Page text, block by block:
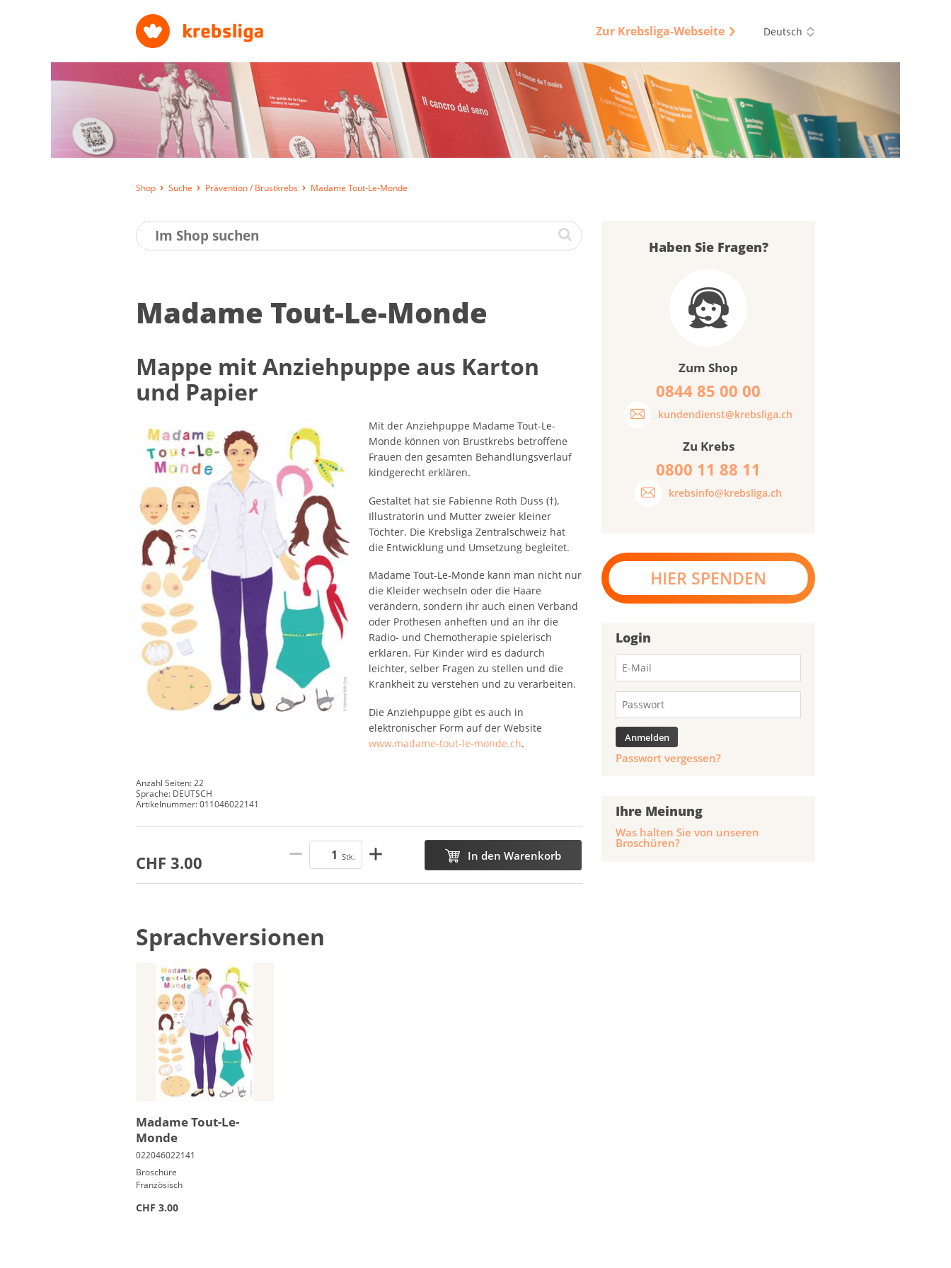
Zur Krebsliga-Webseite Deutsch
Shop Suche Prävention / Brustkrebs Madame Tout-Le-Monde
Ma­da­me Tout-Le-Mon­de
Map­pe mit An­zieh­pup­pe aus Kar­ton
und Pa­pier
Mit der Anziehpuppe Madame Tout-Le-
Monde können von Brustkrebs betroffene
Frauen den gesamten Behandlungsverlauf
kindgerecht erklären.
Gestaltet hat sie Fabienne Roth Duss (†),
Illustratorin und Mutter zweier kleiner
Töchter. Die Krebsliga Zentralschweiz hat
die Entwicklung und Umsetzung begleitet.
Madame Tout-Le-Monde kann man nicht nur
die Kleider wechseln oder die Haare
verändern, sondern ihr auch einen Verband
oder Prothesen anheften und an ihr die
Radio- und Chemotherapie spielerisch
erklären. Für Kinder wird es dadurch
leichter, selber Fragen zu stellen und die
Krankheit zu verstehen und zu verarbeiten.
Die Anziehpuppe gibt es auch in
elektronischer Form auf der Website
www.madame-tout-le-monde.ch.
Anzahl Seiten: 22
Sprache: DEUTSCH
Artikelnummer: 011046022141
CHF 3.00 Stk. In den Warenkorb
Sprachversionen
Ma­dame Tout-Le-
Monde
Broschüre
Französisch
CHF 3.00
Haben Sie Fragen?
Zum Shop
0844 85 00 00
kundendienst@krebsliga.ch
Zu Krebs
0800 11 88 11
krebsinfo@krebsliga.ch
HIER SPENDEN
Login
Passwort vergessen?
Ihre Meinung
Was halten Sie von unseren
Broschüren?